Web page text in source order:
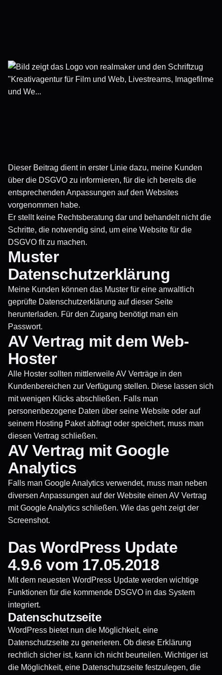
Dieser Beitrag dient in erster Linie dazu, meine Kunden
über die DSGVO zu informieren, für die ich bereits die
entsprechenden Anpassungen auf den Websites
vorgenommen habe.
Er stellt keine Rechtsberatung dar und behandelt nicht die
Schritte, die notwendig sind, um eine Website für die
DSGVO fit zu machen.
Muster
Datenschutzerklärung
Meine Kunden können das Muster für eine anwaltlich
geprüfte Datenschutzerklärung auf dieser Seite
herunterladen. Für den Zugang benötigt man ein
Passwort.
AV Vertrag mit dem Web-
Hoster
Alle Hoster sollten mittlerweile AV Verträge in den
Kundenbereichen zur Verfügung stellen. Diese lassen sich
mit wenigen Klicks abschließen. Falls man
personenbezogene Daten über seine Website oder auf
seinem Hosting Paket abfragt oder speichert, muss man
diesen Vertrag schließen.
AV Vertrag mit Google
Analytics
Falls man Google Analytics verwendet, muss man neben
diversen Anpassungen auf der Website einen AV Vertrag
mit Google Analytics schließen. Wie das geht zeigt der
Screenshot.
Das WordPress Update
4.9.6 vom 17.05.2018
Mit dem neuesten WordPress Update werden wichtige
Funktionen für die kommende DSGVO in das System
integriert.
Datenschutzseite
WordPress bietet nun die Möglichkeit, eine
Datenschutzseite zu generieren. Ob diese Erklärung
rechtlich sicher ist, kann ich nicht beurteilen. Wichtiger ist
die Möglichkeit, eine Datenschutzseite festzulegen, die